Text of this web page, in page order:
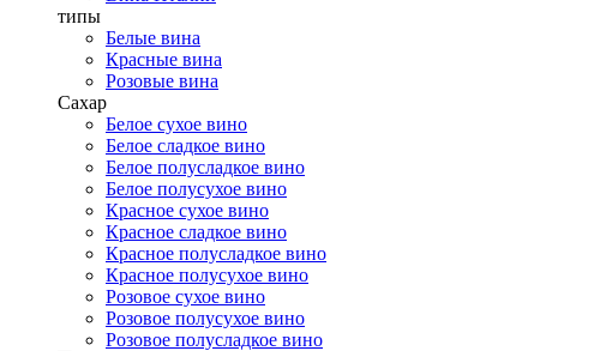
типы
Белые вина
Красные вина
Розовые вина
Сахар
Белое сухое вино
Белое сладкое вино
Белое полусладкое вино
Белое полусухое вино
Красное сухое вино
Красное сладкое вино
Красное полусладкое вино
Красное полусухое вино
Розовое сухое вино
Розовое полусухое вино
Розовое полусладкое вино